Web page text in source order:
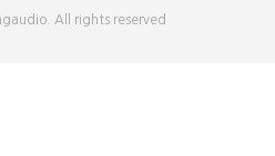
All rights reserved